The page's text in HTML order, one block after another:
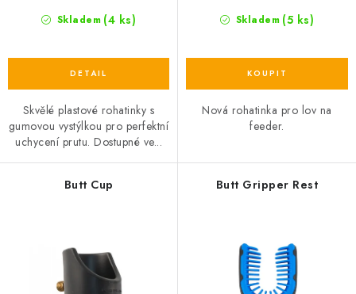
Skladem (4 ks)
Skvělé plastové rohatinky s
gumovou vystýlkou pro perfektní
uchycení prutu. Dostupné ve...
Skladem (5 ks)
Nová rohatinka pro lov na
feeder.
Butt Cup Butt Gripper Rest